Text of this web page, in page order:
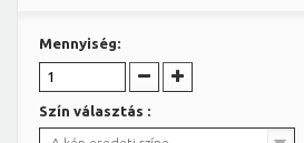
Mennyiség:
Szín választás :